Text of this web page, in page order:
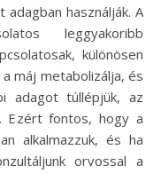
használják. A
leggyakoribb
különösen
máj metabolizálja, és
adagot túllépjük, az
Ezért fontos, hogy a
alkalmazzuk, és ha
orvossal a